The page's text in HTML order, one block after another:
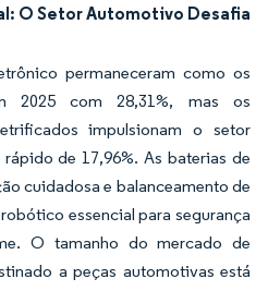
O Setor Automotivo Desafia
permaneceram como os
2025 com 28,31%, mas os
impulsionam o setor
de 17,96%. As baterias de
cuidadosa e balanceamento de
essencial para segurança
O tamanho do mercado de
a peças automotivas está